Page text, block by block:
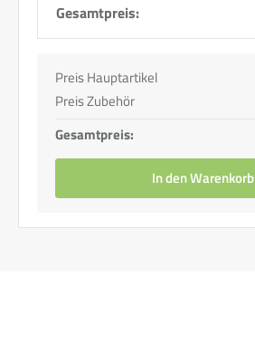
Gesamtpreis:
Preis Hauptartikel
Preis Zubehör
Gesamtpreis:
In den Warenkorb